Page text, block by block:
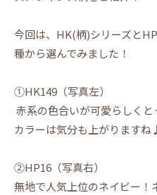
今回は、HK(柄)シリーズと
種から選んでみました！
①HK149（写真左）
赤系の色合いが可愛らしく
カラーは気分も上がりますね
②HP16（写真右）
無地で人気上位のネイビー！